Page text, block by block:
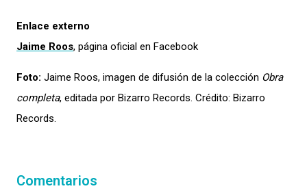
Enlace externo
Jaime Roos, página oficial en Facebook
Foto: Jaime Roos, imagen de difusión de la colección Obra
completa, editada por Bizarro Records. Crédito: Bizarro
Records.
Comentarios